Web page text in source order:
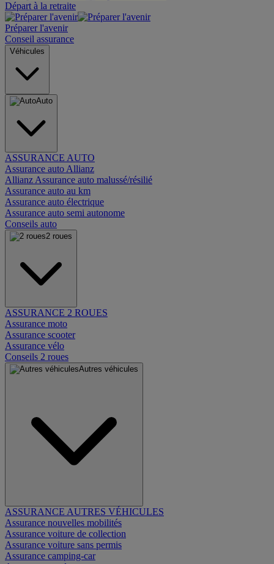
Départ à la retraite
Préparer l'avenir
Conseil assurance
Véhicules
Auto
ASSURANCE AUTO
Assurance auto Allianz
Allianz Assurance auto malussé/résilié
Assurance auto au km
Assurance auto électrique
Assurance auto semi autonome
Conseils auto
2 roues
ASSURANCE 2 ROUES
Assurance moto
Assurance scooter
Assurance vélo
Conseils 2 roues
Autres véhicules
ASSURANCE AUTRES VÉHICULES
Assurance nouvelles mobilités
Assurance voiture de collection
Assurance voiture sans permis
Assurance camping-car